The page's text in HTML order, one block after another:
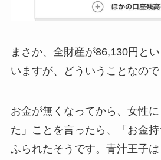
まさか、全財産が86,130円と
いますが、どういうことなので
お金が無くなってから、女性
た」ことを言ったら、「お金
ふられたそうです。青汁王子は